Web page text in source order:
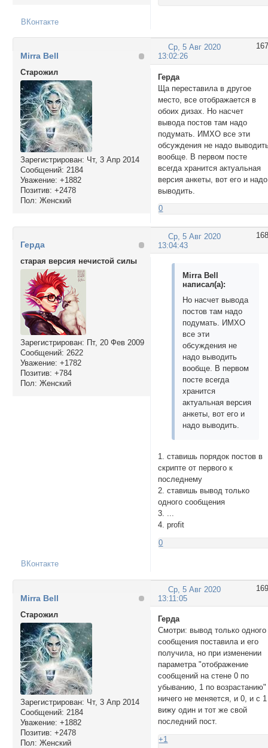
ВКонтакте
167
Ср, 5 Авг 2020
13:02:26
Mirra Bell
Cтарожил
Зарегистрирован: Чт, 3 Апр 2014
Сообщений: 2184
Уважение: +1882
Позитив: +2478
Пол: Женский
Герда
Ща переставила в другое
место, все отображается в
обоих дизах. Но насчет
вывода постов там надо
подумать. ИМХО все эти
обсуждения не надо
вообще. В первом посте
всегда хранится актуальная
версия анкеты, вот его и надо
выводить.
0
168
Ср, 5 Авг 2020
13:04:43
Герда
старая версия нечистой силы
Зарегистрирован: Пт, 20 Фев 2009
Сообщений: 2622
Уважение: +1782
Позитив: +784
Пол: Женский
Mirra Bell
написал(а):
Но насчет вывода
постов там надо
подумать. ИМХО
все эти
обсуждения не
надо выводить
вообще. В первом
посте всегда
хранится
актуальная версия
анкеты, вот его и
надо выводить.
1. ставишь порядок постов в
скрипте от первого к
последнему
2. ставишь вывод только
одного сообщения
3. ...
4. profit
0
ВКонтакте
169
Ср, 5 Авг 2020
13:11:05
Mirra Bell
Cтарожил
Зарегистрирован: Чт, 3 Апр 2014
Сообщений: 2184
Уважение: +1882
Позитив: +2478
Пол: Женский
Герда
Смотри: вывод только одного
сообщения поставила и его
получила, но при изменении
параметра "отображение
сообщений на стене 0 по
убыванию, 1 по возрастанию"
ничего не меняется, и 0, и с 1
вижу один и тот же свой
последний пост.
+1